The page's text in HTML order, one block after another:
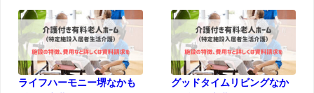
ライフハーモニー堺なかも グッドタイムリビングなか